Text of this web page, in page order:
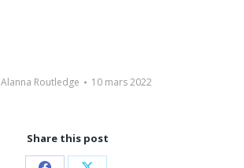
Alanna Routledge 10 mars 2022
Share this post